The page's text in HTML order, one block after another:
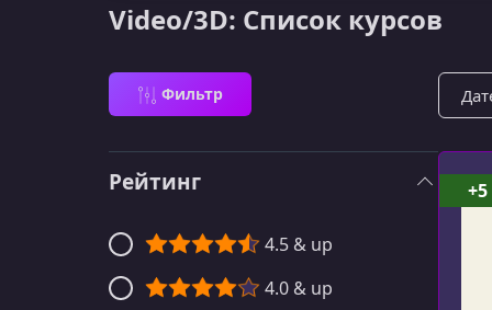
Video/3D: Список курсов
Фильтр
Рейтинг
4.5 & up
4.0 & up
+5